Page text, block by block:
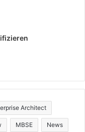
Architect
MBSE News